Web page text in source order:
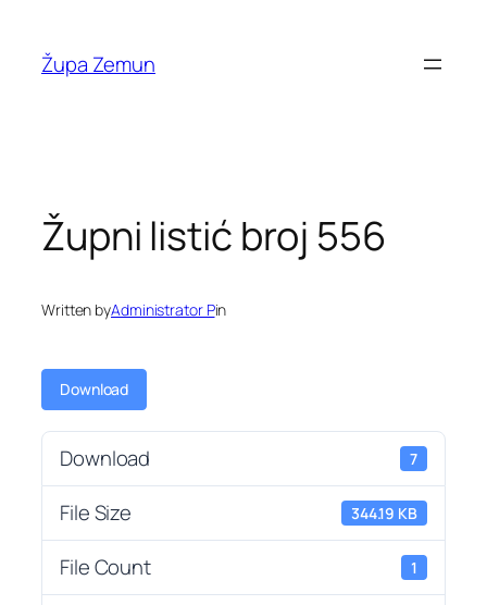
content
Župa Zemun
Župni listić broj 556
Written byAdministrator Pin
Download
Download 7
File Size 344.19 KB
File Count 1